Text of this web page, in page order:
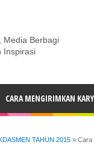
Media Berbagi
Inspirasi
CARA MENGIRIMKAN
TAHUN 2015 » Cara